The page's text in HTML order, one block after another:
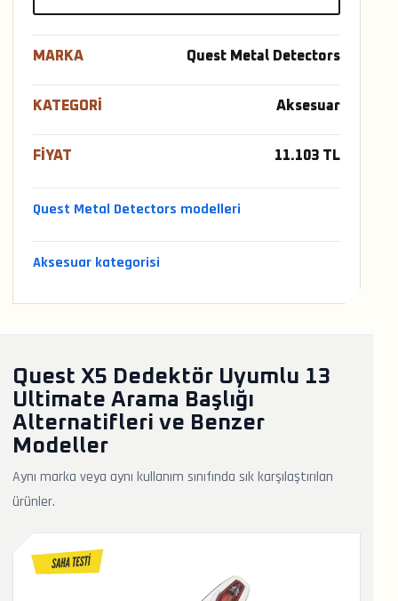
MARKA Quest Metal Detectors
KATEGORI Aksesuar
FIYAT 11.103 TL
Quest Metal Detectors modelleri
Aksesuar kategorisi
Quest X5 Dedektör Uyumlu 13
Ultimate Arama Başlığı
Alternatifleri ve Benzer
Modeller
Aynı marka veya aynı kullanım sınıfında sık karşılaştırılan
ürünler.